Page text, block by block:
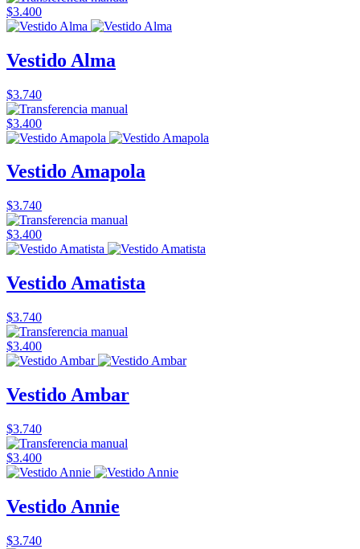
$3.400
Vestido Alma
$3.740
$3.400
Vestido Amapola
$3.740
$3.400
Vestido Amatista
$3.740
$3.400
Vestido Ambar
$3.740
$3.400
Vestido Annie
$3.740